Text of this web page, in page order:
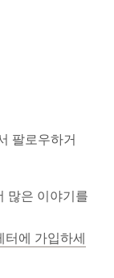
팔로우하거
많은 이야기를
터에 가입하세